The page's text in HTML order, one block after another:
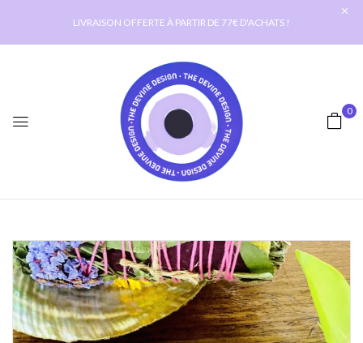
LIVRAISON OFFERTE À PARTIR DE 77€ D'ACHATS !
0